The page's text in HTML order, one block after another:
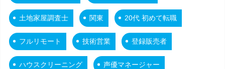
土地家屋調査士 関東 20代 初めて転職
フルリモート 技術営業 登録販売者
ハウスクリーニング 声優マネージャー